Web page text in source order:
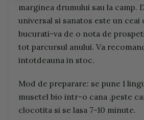
marginea drumului sau la camp.
universal si sanatos este un ceai
bucurati-va de o nota de
tot parcursul anului. Va
intotdeauna in stoc.
Mod de preparare: se pune 1
musetel bio intr-o cana ,peste
clocotita si se lasa 7-10 minute.